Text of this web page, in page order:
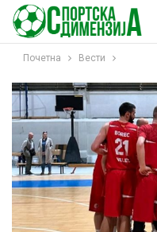
Почетна Вести